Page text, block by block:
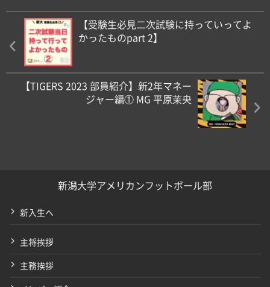
【受験生必見️二次試験に持っていってよ
かったものpart 2】
【TIGERS 2023 部員紹介】新2年マネー
ジャー編① MG 平原茉央
新潟大学アメリカンフットボール部
新入生へ
主将挨拶
主務挨拶